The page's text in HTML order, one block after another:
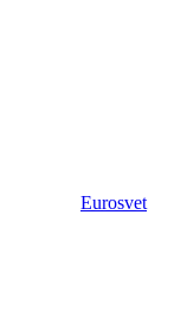
Eurosvet